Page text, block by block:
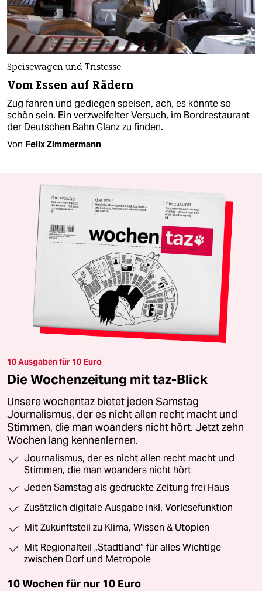
Speisewagen und Tristesse
Vom Essen auf Rädern
Zug fahren und gediegen speisen, ach, es könnte so
schön sein. Ein verzweifelter Versuch, im Bordrestaurant
der Deutschen Bahn Glanz zu finden.
Von Felix Zimmermann
10 Ausgaben für 10 Euro
Die Wochenzeitung mit taz-Blick
Unsere wochentaz bietet jeden Samstag
Journalismus, der es nicht allen recht macht und
Stimmen, die man woanders nicht hört. Jetzt zehn
Wochen lang kennenlernen.
Journalismus, der es nicht allen recht macht und
Stimmen, die man woanders nicht hört
Jeden Samstag als gedruckte Zeitung frei Haus
Zusätzlich digitale Ausgabe inkl. Vorlesefunktion
Mit Zukunftsteil zu Klima, Wissen & Utopien
Mit Regionalteil „Stadtland“ für alles Wichtige
zwischen Dorf und Metropole
10 Wochen für nur 10 Euro